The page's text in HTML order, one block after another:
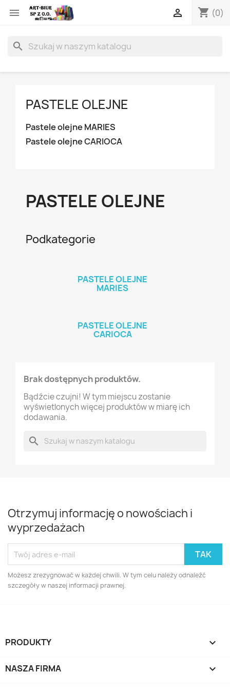
 shopping_cart (0)

search
PASTELE OLEJNE
Pastele olejne MARIES
Pastele olejne CARIOCA
PASTELE OLEJNE
Podkategorie
PASTELE OLEJNE
MARIES
PASTELE OLEJNE
CARIOCA
Brak dostępnych produktów.
Bądźcie czujni! W tym miejscu zostanie
wyświetlonych więcej produktów w miarę ich
dodawania.
search
Otrzymuj informację o nowościach i
wyprzedażach
Możesz zrezygnować w każdej chwili. W tym celu należy odnaleźć
szczegóły w naszej informacji prawnej.
PRODUKTY 
NASZA FIRMA 